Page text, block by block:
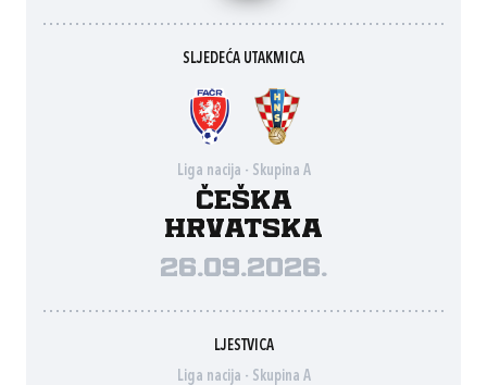
SLJEDEĆA UTAKMICA
Liga nacija - Skupina A
Češka
Hrvatska
26.09.2026.
LJESTVICA
Liga nacija - Skupina A